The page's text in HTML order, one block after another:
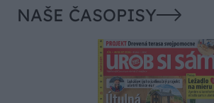
NAŠE ČASOPISY